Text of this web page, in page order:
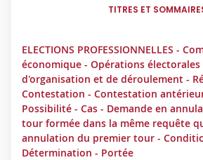
TITRES ET
ELECTIONS PROFESSIONNELLES -
économique - Opérations
d'organisation et de déroulement -
Contestation - Contestation
Possibilité - Cas - Demande en
tour formée dans la même requête
annulation du premier tour -
Détermination - Portée